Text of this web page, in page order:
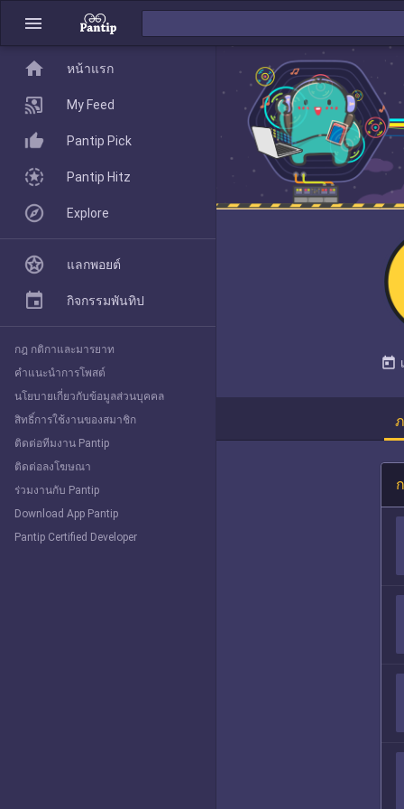
menu
today
home
Pantip Pick
Explore
home หน้าแรก
My Feed
Pantip Pick
Pantip Hitz
Explore
แลกพอยต์
กิจกรรมพันทิป
กฎ กติกาและมารยาท
คำแนะนำการโพสต์
นโยบายเกี่ยวกับข้อมูลส่วนบุคคล
สิทธิ์การใช้งานของสมาชิก
ติดต่อทีมงาน Pantip
ติดต่อลงโฆษณา
ร่วมงานกับ Pantip
Download App Pantip
Pantip Certified Developer